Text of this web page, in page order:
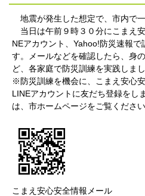
地震が発生した想定で、市内で一
当日は午前９時３０分にこまえ
NEアカウント、Yahoo!防災速報で
す。メールなどを確認したら、身
ど、各家庭で防災訓練を実践しまし
※防災訓練を機会に、こまえ安心
LINEアカウントに友だち登録をし
は、市ホームページをご覧ください
こまえ安心安全情報メール